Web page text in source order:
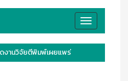
Toggle
navigation
งานวิจัยตีพิมพ์เผยแพร่